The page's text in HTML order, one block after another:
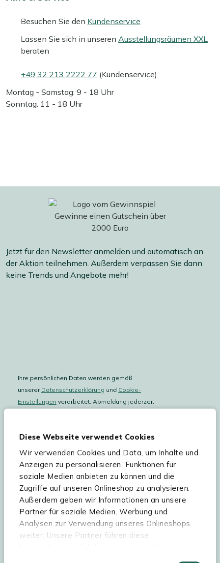
Diese Webseite verwendet Cookies
Wir verwenden Cookies und Data, um Inhalte und
Anzeigen zu personalisieren, Funktionen für
soziale Medien anbieten zu können und die
Zugriffe auf unseren Onlineshop zu analysieren.
Außerdem geben wir Informationen an unsere
Partner für soziale Medien, Werbung und
Analysen zur Verwendung unseres Onlineshops
weiter. Unsere Partner führen diese
Informationen möglicherweise mit weiteren
Besuchen Sie den Kundenservice
Lassen Sie sich in unseren Ausstellungsräumen XXL
beraten
+49 32 213 2222 77 (Kundenservice)
Montag - Samstag: 9 - 18 Uhr
Sonntag: 11 - 18 Uhr
Jetzt für den Newsletter anmelden und automatisch an
der Aktion teilnehmen. Außerdem verpassen Sie dann
keine Trends und Angebote mehr!
Ihre persönlichen Daten werden gemäß
unserer Datenschutzerklärung und Cookie-
Einstellungen verarbeitet. Abmeldung jederzeit
Hilfe & Service
Sortiment
Kees Smit Gartenmöbel
Experience Stores XXL